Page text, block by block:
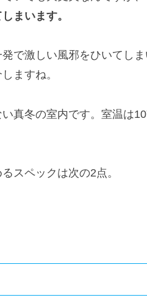
まいます。
で激しい風邪をひいてし
ますね。
真冬の室内です。室温は
スペックは次の2点。